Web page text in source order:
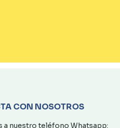
CON NOSOTROS
a nuestro teléfono Whatsapp: